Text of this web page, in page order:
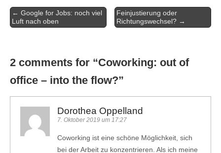
Artikel-
Navigation
← Google for Jobs: noch viel
Luft nach oben
Feinjustierung oder
Richtungswechsel? →
2 comments for “Coworking: out of
office – into the flow?”
Dorothea Oppelland
7. Oktober 2019 um 17:27
Coworking ist eine schöne Möglichkeit, sich
bei der Arbeit zu konzentrieren. Als ich meine